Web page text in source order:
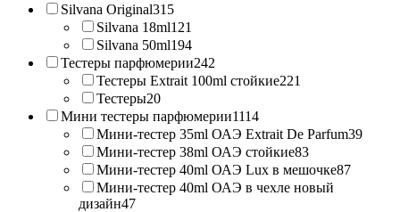
Silvana Original315
Silvana 18ml121
Silvana 50ml194
Тестеры парфюмерии242
Тестеры Extrait 100ml стойкие221
Тестеры20
Мини тестеры парфюмерии1114
Мини-тестер 35ml ОАЭ Extrait De Parfum39
Мини-тестер 38ml ОАЭ стойкие83
Мини-тестер 40ml ОАЭ Lux в мешочке87
Мини-тестер 40ml ОАЭ в чехле новый
дизайн47